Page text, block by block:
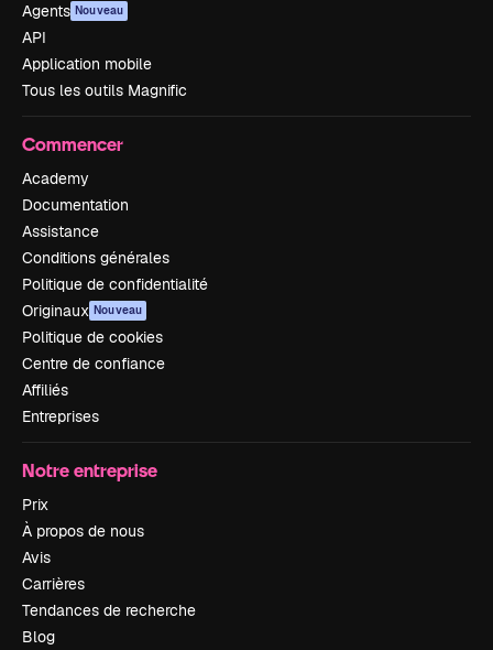
Agents Nouveau
API
Application mobile
Tous les outils Magnific
Commencer
Academy
Documentation
Assistance
Conditions générales
Politique de confidentialité
Originaux Nouveau
Politique de cookies
Centre de confiance
Affiliés
Entreprises
Notre entreprise
Prix
À propos de nous
Avis
Carrières
Tendances de recherche
Blog